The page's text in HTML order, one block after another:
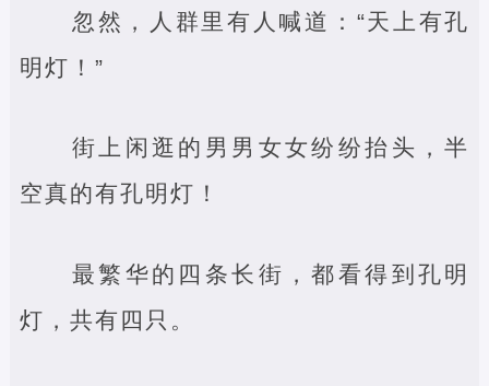
忽然，人群里有人喊道：“天上有孔
明灯！”
街上闲逛的男男女女纷纷抬头，半
空真的有孔明灯！
最繁华的四条长街，都看得到孔明
灯，共有四只。